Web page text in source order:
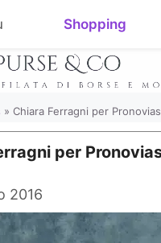
Shopping
» Chiara Ferragni per
per
2016